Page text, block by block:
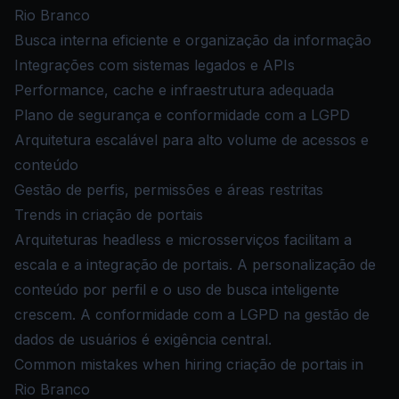
Rio Branco
Busca interna eficiente e organização da informação
Integrações com sistemas legados e APIs
Performance, cache e infraestrutura adequada
Plano de segurança e conformidade com a LGPD
Arquitetura escalável para alto volume de acessos e
conteúdo
Gestão de perfis, permissões e áreas restritas
Trends in criação de portais
Arquiteturas headless e microsserviços facilitam a
escala e a integração de portais. A personalização de
conteúdo por perfil e o uso de busca inteligente
crescem. A conformidade com a LGPD na gestão de
dados de usuários é exigência central.
Common mistakes when hiring criação de portais in
Rio Branco